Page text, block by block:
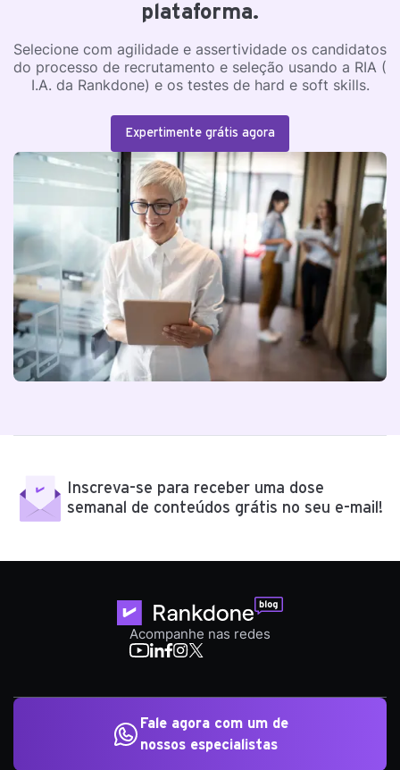
plataforma.
Selecione com agilidade e assertividade os candidatos
do processo de recrutamento e seleção usando a RIA (
I.A. da Rankdone) e os testes de hard e soft skills.
Expertimente grátis agora
Inscreva-se para receber uma dose
semanal de conteúdos grátis no seu e-mail!
Acompanhe nas redes
Fale agora com um de
nossos especialistas